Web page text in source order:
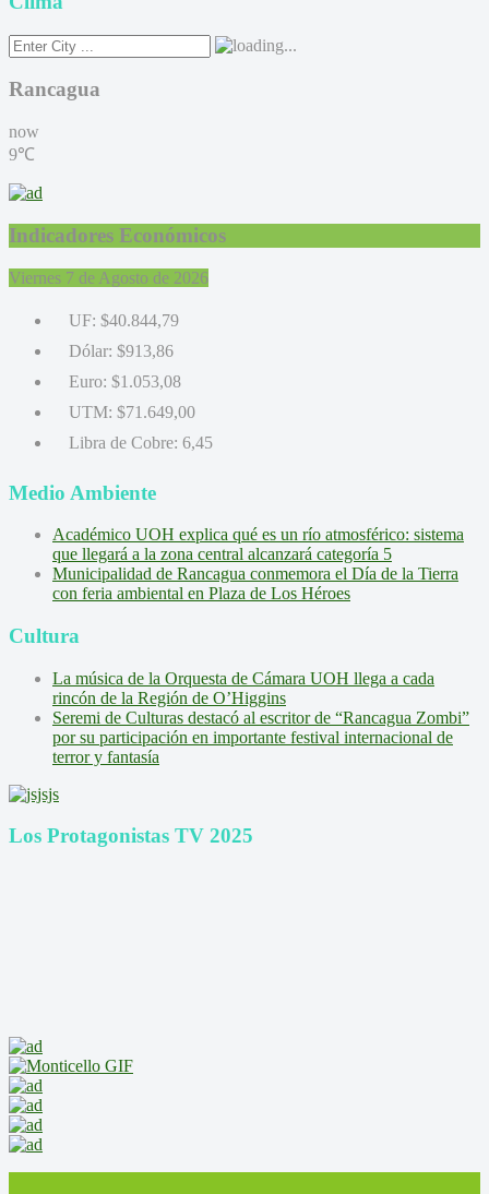
Rancagua
now
9℃
Indicadores Económicos
Viernes 7 de Agosto de 2026
UF: $40.844,79
Dólar: $913,86
Euro: $1.053,08
UTM: $71.649,00
Libra de Cobre: 6,45
Medio Ambiente
Académico UOH explica qué es un río atmosférico: sistema
que llegará a la zona central alcanzará categoría 5
Municipalidad de Rancagua conmemora el Día de la Tierra
con feria ambiental en Plaza de Los Héroes
Cultura
La música de la Orquesta de Cámara UOH llega a cada
rincón de la Región de O’Higgins
Seremi de Culturas destacó al escritor de “Rancagua Zombi”
por su participación en importante festival internacional de
terror y fantasía
Los Protagonistas TV 2025